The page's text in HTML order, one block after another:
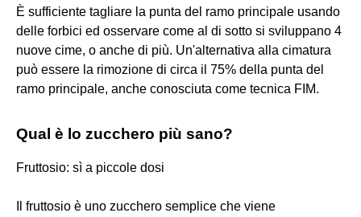
È sufficiente tagliare la punta del ramo principale usando
delle forbici ed osservare come al di sotto si sviluppano 4
nuove cime, o anche di più. Un'alternativa alla cimatura
può essere la rimozione di circa il 75% della punta del
ramo principale, anche conosciuta come tecnica FIM.
Qual è lo zucchero più sano?
Fruttosio: sì a piccole dosi
Il fruttosio è uno zucchero semplice che viene